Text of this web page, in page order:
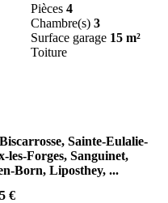
Pièces 4
Chambre(s) 3
Surface garage 15 m²
Toiture
Biscarrosse, Sainte-Eulalie-
les-Forges, Sanguinet,
Born, Liposthey, ...
€